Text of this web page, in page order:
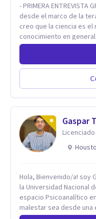
- PRIMERA ENTREVISTA
desde el marco de la
creo que la ciencia es
conocimiento en
interesan los procesos
persona pueda
aceptando y
emocionales. Abordo
de ansiedad y del
Gaspar
Hola, Bienvenido/a! soy
la Universidad Nacional
espacio Psicoanalítico
malestar sea desde